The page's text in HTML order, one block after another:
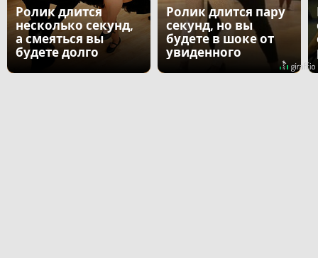
Ролик длится
несколько секунд,
а смеяться вы
будете долго
Ролик длится пару
секунд, но вы
будете в шоке от
увиденного